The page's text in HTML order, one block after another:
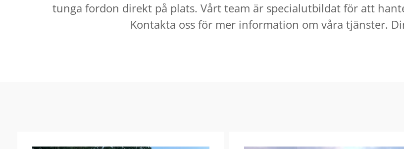
tunga fordon direkt på plats. Vårt team är specialutbildat för att
Kontakta oss för mer information om våra tjänster.